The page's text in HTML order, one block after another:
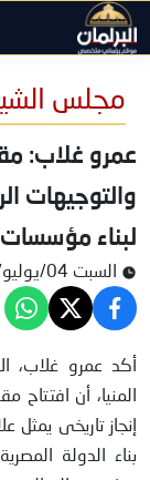
مجلس
عمرو غلاب: مقر
والتوجيهات
لبناء مؤسسات
السبت 04/يوليو/2026 - 10:20 م
عمرو غلاب
أكد عمرو غلاب،
المنيا، أن افتتاح
إنجاز تاريخى
بناء الدولة